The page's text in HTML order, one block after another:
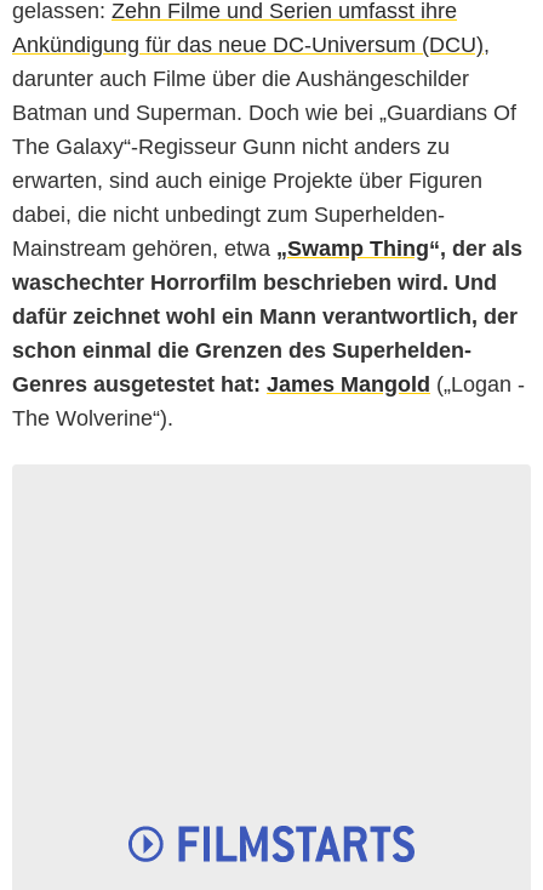
gelassen: Zehn Filme und Serien umfasst ihre
Ankündigung für das neue DC-Universum (DCU),
darunter auch Filme über die Aushängeschilder
Batman und Superman. Doch wie bei „Guardians Of
The Galaxy“-Regisseur Gunn nicht anders zu
erwarten, sind auch einige Projekte über Figuren
dabei, die nicht unbedingt zum Superhelden-
Mainstream gehören, etwa „Swamp Thing“, der als
waschechter Horrorfilm beschrieben wird. Und
dafür zeichnet wohl ein Mann verantwortlich, der
schon einmal die Grenzen des Superhelden-
Genres ausgetestet hat: James Mangold („Logan -
The Wolverine“).